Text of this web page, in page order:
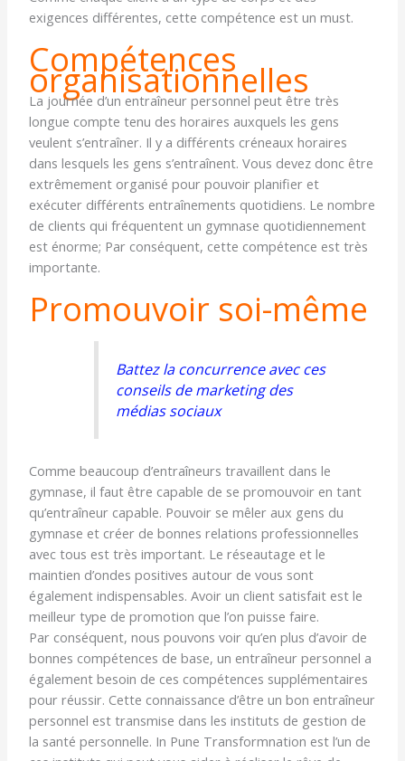
exigences différentes, cette compétence est un must.
Compétences
organisationnelles
La journée d’un entraîneur personnel peut être très
longue compte tenu des horaires auxquels les gens
veulent s’entraîner. Il y a différents créneaux horaires
dans lesquels les gens s’entraînent. Vous devez donc être
extrêmement organisé pour pouvoir planifier et
exécuter différents entraînements quotidiens. Le nombre
de clients qui fréquentent un gymnase quotidiennement
est énorme; Par conséquent, cette compétence est très
importante.
Promouvoir soi-même
Battez la concurrence avec ces
conseils de marketing des
médias sociaux
Comme beaucoup d’entraîneurs travaillent dans le
gymnase, il faut être capable de se promouvoir en tant
qu’entraîneur capable. Pouvoir se mêler aux gens du
gymnase et créer de bonnes relations professionnelles
avec tous est très important. Le réseautage et le
maintien d’ondes positives autour de vous sont
également indispensables. Avoir un client satisfait est le
meilleur type de promotion que l’on puisse faire.
Par conséquent, nous pouvons voir qu’en plus d’avoir de
bonnes compétences de base, un entraîneur personnel a
également besoin de ces compétences supplémentaires
pour réussir. Cette connaissance d’être un bon entraîneur
personnel est transmise dans les instituts de gestion de
la santé personnelle. In Pune Transformnation est l’un de